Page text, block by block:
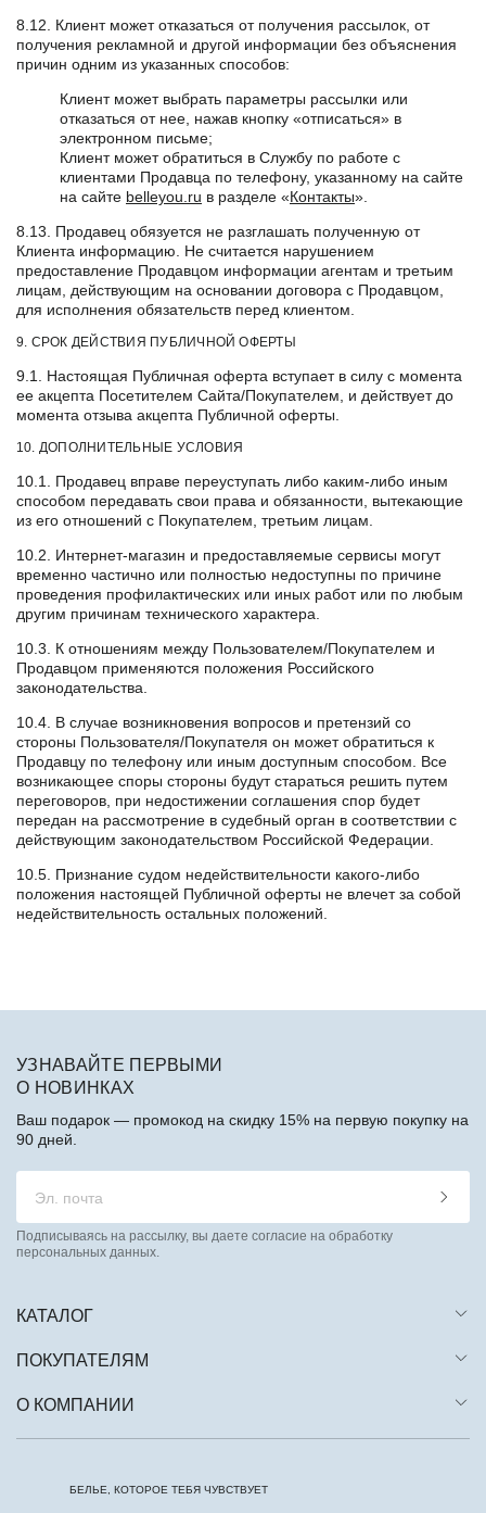
8.12. Клиент может отказаться от получения рассылок, от
получения рекламной и другой информации без объяснения
причин одним из указанных способов:
Клиент может выбрать параметры рассылки или
отказаться от нее, нажав кнопку «отписаться» в
электронном письме;
Клиент может обратиться в Службу по работе с
клиентами Продавца по телефону, указанному на сайте
на сайте belleyou.ru в разделе «Контакты».
8.13. Продавец обязуется не разглашать полученную от
Клиента информацию. Не считается нарушением
предоставление Продавцом информации агентам и третьим
лицам, действующим на основании договора с Продавцом,
для исполнения обязательств перед клиентом.
9. СРОК ДЕЙСТВИЯ ПУБЛИЧНОЙ ОФЕРТЫ
9.1. Настоящая Публичная оферта вступает в силу с момента
ее акцепта Посетителем Сайта/Покупателем, и действует до
момента отзыва акцепта Публичной оферты.
10. ДОПОЛНИТЕЛЬНЫЕ УСЛОВИЯ
10.1. Продавец вправе переуступать либо каким-либо иным
способом передавать свои права и обязанности, вытекающие
из его отношений с Покупателем, третьим лицам.
10.2. Интернет-магазин и предоставляемые сервисы могут
временно частично или полностью недоступны по причине
проведения профилактических или иных работ или по любым
другим причинам технического характера.
10.3. К отношениям между Пользователем/Покупателем и
Продавцом применяются положения Российского
законодательства.
10.4. В случае возникновения вопросов и претензий со
стороны Пользователя/Покупателя он может обратиться к
Продавцу по телефону или иным доступным способом. Все
возникающее споры стороны будут стараться решить путем
переговоров, при недостижении соглашения спор будет
передан на рассмотрение в судебный орган в соответствии с
действующим законодательством Российской Федерации.
10.5. Признание судом недействительности какого-либо
положения настоящей Публичной оферты не влечет за собой
недействительность остальных положений.
КАТАЛОГ
ПОКУПАТЕЛЯМ
О КОМПАНИИ
УЗНАВАЙТЕ ПЕРВЫМИ
О НОВИНКАХ
Ваш подарок — промокод на скидку 15% на первую покупку на
90 дней.
Подписываясь на рассылку, вы даете согласие на обработку
персональных данных.
БЕЛЬЕ, КОТОРОЕ ТЕБЯ ЧУВСТВУЕТ